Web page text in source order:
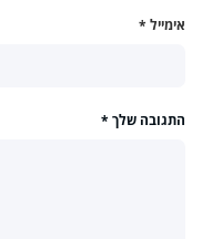
אימייל *
התגובה שלך *